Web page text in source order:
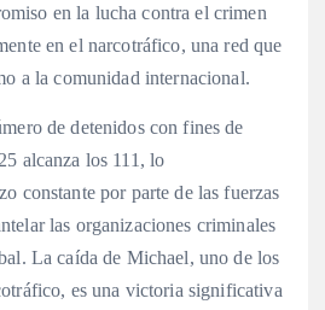
en la lucha contra el crimen
en el narcotráfico, una red que
a la comunidad internacional.
de detenidos con fines de
alcanza los 111, lo
constante por parte de las fuerzas
las organizaciones criminales
La caída de Michael, uno de los
es una victoria significativa